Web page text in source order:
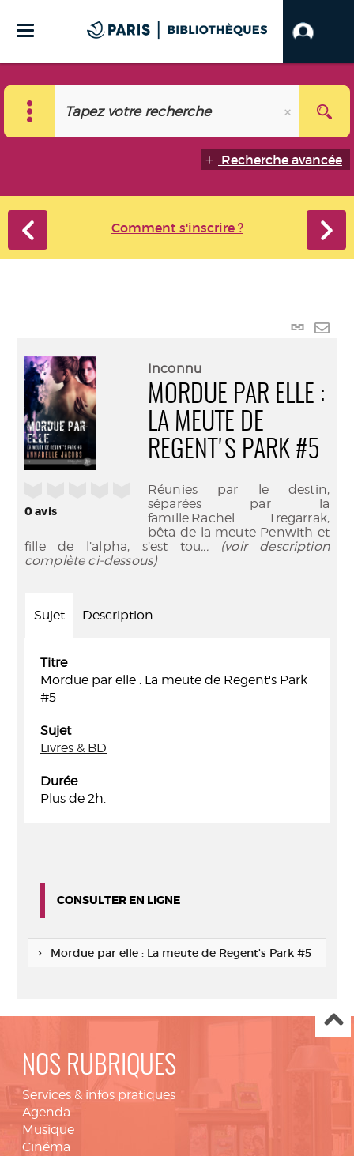
Recherche avancée
Comment s'inscrire ?
Lien
0avis
Inconnu
MORDUE PAR ELLE :
LA MEUTE DE
REGENT'S PARK #5
Réunies par le destin,
séparées par la
famille.Rachel Tregarrak,
bêta de la meute Penwith et
fille de l’alpha, s’est tou... (voir description
complète ci-dessous)
Sujet Description
Titre
Mordue par elle : La meute de Regent's Park
#5
Sujet
Livres & BD
Durée
Plus de 2h.
CONSULTER EN LIGNE
Mordue par elle : La meute de Regent's Park #5
NOS RUBRIQUES
Services & infos pratiques
Agenda
Musique
Cinéma